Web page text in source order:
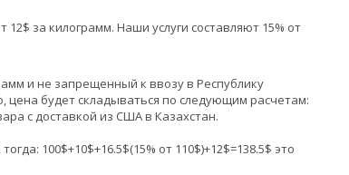
за килограмм. Наши услуги составляют 15% от
и не запрещенный к ввозу в Республику
цена будет складываться по следующим расчетам:
с доставкой из США в Казахстан.
100$+10$+16.5$(15% от 110$)+12$=138.5$ это